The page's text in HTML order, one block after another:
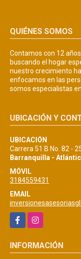
QUIÉNES SOMOS
Contamos con 12
buscando el hogar
nuestro crecimiento
enfocamos en las
somos especialistas
UBICACIÓN Y
UBICACIÓN
Carrera 51 B No. 82 -
Barranquilla -
MÓVIL
3184559431
EMAIL
FacebookInstagram
INFORMACIÓN